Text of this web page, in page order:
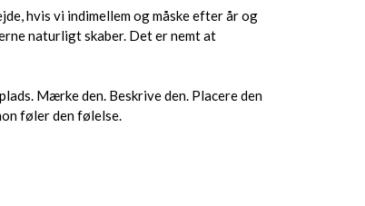
hvis vi indimellem og måske efter år og
naturligt skaber. Det er nemt at
Mærke den. Beskrive den. Placere den
føler den følelse.